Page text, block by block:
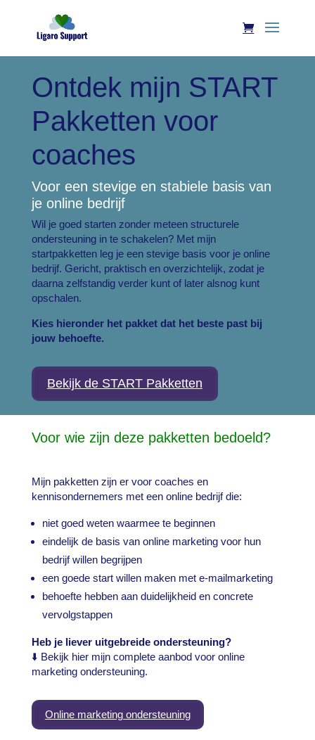
Ontdek mijn START
Pakketten voor
coaches
Voor een stevige en stabiele basis van
je online bedrijf
Wil je goed starten zonder meteen structurele
ondersteuning in te schakelen? Met mijn
startpakketten leg je een stevige basis voor je online
bedrijf. Gericht, praktisch en overzichtelijk, zodat je
daarna zelfstandig verder kunt of later alsnog kunt
opschalen.
Kies hieronder het pakket dat het beste past bij
jouw behoefte.
Bekijk de START Pakketten
Voor wie zijn deze pakketten bedoeld?
Mijn pakketten zijn er voor coaches en
kennisondernemers met een online bedrijf die:
niet goed weten waarmee te beginnen
eindelijk de basis van online marketing voor hun
bedrijf willen begrijpen
een goede start willen maken met e-mailmarketing
behoefte hebben aan duidelijkheid en concrete
vervolgstappen
Heb je liever uitgebreide ondersteuning?
⬇️ Bekijk hier mijn complete aanbod voor online
marketing ondersteuning.
Online marketing ondersteuning